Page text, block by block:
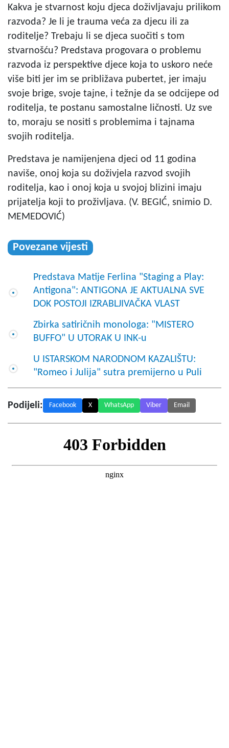
Kakva je stvarnost koju djeca doživljavaju prilikom
razvoda? Je li je trauma veća za djecu ili za
roditelje? Trebaju li se djeca suočiti s tom
stvarnošću? Predstava progovara o problemu
razvoda iz perspektive djece koja to uskoro neće
više biti jer im se približava pubertet, jer imaju
svoje brige, svoje tajne, i težnje da se odcijepe od
roditelja, te postanu samostalne ličnosti. Uz sve
to, moraju se nositi s problemima i tajnama
svojih roditelja.
Predstava je namijenjena djeci od 11 godina
naviše, onoj koja su doživjela razvod svojih
roditelja, kao i onoj koja u svojoj blizini imaju
prijatelja koji to proživljava. (V. BEGIĆ, snimio D.
MEMEDOVIĆ)
Povezane vijesti
Predstava Matije Ferlina "Staging a Play:
Antigona": ANTIGONA JE AKTUALNA SVE
DOK POSTOJI IZRABLJIVAČKA VLAST
Zbirka satiričnih monologa: "MISTERO
BUFFO" U UTORAK U INK-u
U ISTARSKOM NARODNOM KAZALIŠTU:
"Romeo i Julija" sutra premijerno u Puli
Podijeli: Facebook X WhatsApp Viber Email